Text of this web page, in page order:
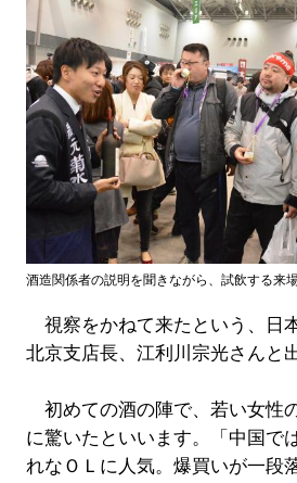
酒造関係者の説明を聞きながら、試飲する来
視察をかねて来たという、日
北京支店長、江利川宗光さんと
初めての酒の陣で、若い女性
に驚いたといいます。「中国で
れなＯＬに人気。爆買いが一段